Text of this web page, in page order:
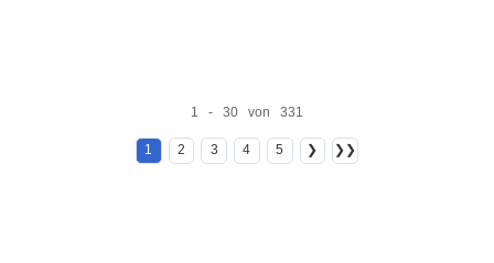
1 - 30 von 331
1 2 3 4 5 ❯ ❯❯